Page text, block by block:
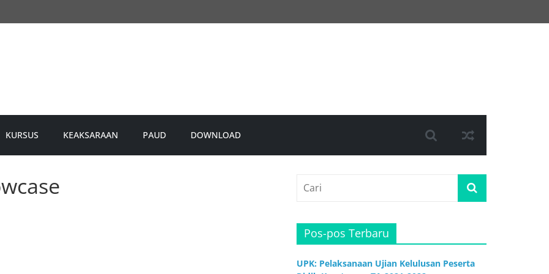
KURSUS KEAKSARAAN PAUD DOWNLOAD
Pos-pos Terbaru
UPK: Pelaksanaan Ujian Kelulusan Peserta